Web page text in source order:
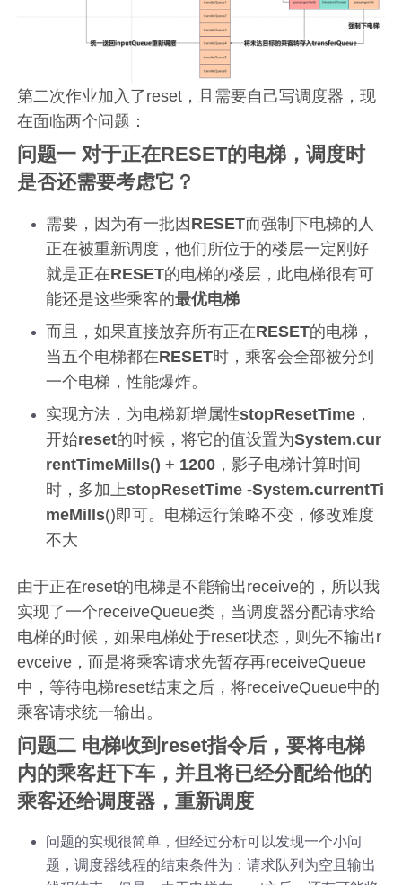
第二次作业加入了reset，且需要自己写调度器，现
在面临两个问题：
问题一 对于正在RESET的电梯，调度时
是否还需要考虑它？
需要，因为有一批因 RESET而强制下电梯的人
正在被重新调度，他们所位于的楼层一定刚好
就是正在RESET的电梯的楼层，此电梯很有可
能还是这些乘客的最优电梯
而且，如果直接放弃所有正在RESET的电梯，
当五个电梯都在RESET时，乘客会全部被分到
一个电梯，性能爆炸。
实现方法，为电梯新增属性stopResetTime ，
开始reset的时候，将它的值设置为System.cur
rentTimeMills() + 1200 ，影子电梯计算时间
时，多加上stopResetTime -System.currentTi
meMills()即可。电梯运行策略不变，修改难度
不大
由于正在reset的电梯是不能输出receive的，所以我
实现了一个receiveQueue类，当调度器分配请求给
电梯的时候，如果电梯处于reset状态，则先不输出r
evceive，而是将乘客请求先暂存再receiveQueue
中，等待电梯reset结束之后，将receiveQueue中的
乘客请求统一输出。
问题二 电梯收到reset指令后，要将电梯
内的乘客赶下车，并且将已经分配给他的
乘客还给调度器，重新调度
问题的实现很简单，但经过分析可以发现一个小问
题，调度器线程的结束条件为：请求队列为空且输出